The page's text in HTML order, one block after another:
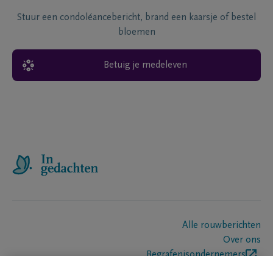
Stuur een condoléancebericht, brand een kaarsje of bestel
bloemen
Betuig je medeleven
Alle rouwberichten
Over ons